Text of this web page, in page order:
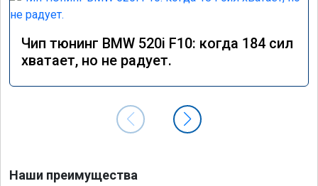
Чип тюнинг BMW 520i F10: когда 184 сил
хватает, но не радует.
Наши преимущества